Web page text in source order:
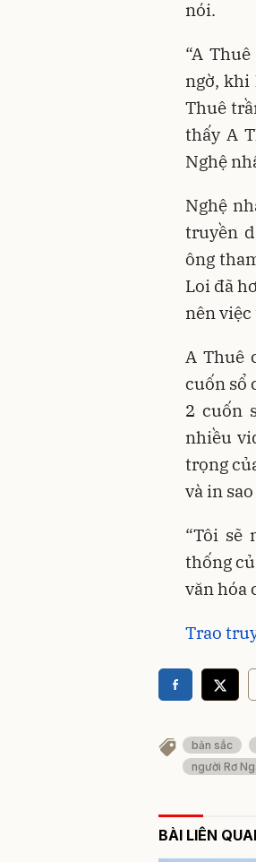
nói.
“A
ngờ, khi
Thuê
thấy A
Nghệ
Nghệ
truyền
ông
Loi đã
nên
A Thuê
cuốn sổ
2 cuốn
nhiều
trọng
và in
“Tôi sẽ
thống
văn hóa
Trao
bản sắc
người Rơ
BÀI LIÊN